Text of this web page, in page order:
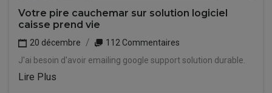
Votre pire cauchemar sur solution logiciel
caisse prend vie
20 décembre
112 Commentaires
J'ai besoin d'avoir emailing google support solution durable.
Lire Plus